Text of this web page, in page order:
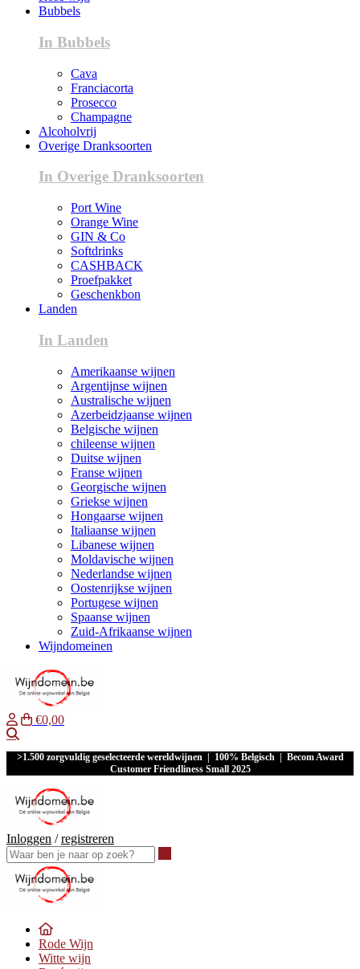
Bubbels
In Bubbels
Cava
Franciacorta
Prosecco
Champagne
Alcoholvrij
Overige Dranksoorten
In Overige Dranksoorten
Port Wine
Orange Wine
GIN & Co
Softdrinks
CASHBACK
Proefpakket
Geschenkbon
Landen
In Landen
Amerikaanse wijnen
Argentijnse wijnen
Australische wijnen
Azerbeidzjaanse wijnen
Belgische wijnen
chileense wijnen
Duitse wijnen
Franse wijnen
Georgische wijnen
Griekse wijnen
Hongaarse wijnen
Italiaanse wijnen
Libanese wijnen
Moldavische wijnen
Nederlandse wijnen
Oostenrijkse wijnen
Portugese wijnen
Spaanse wijnen
Zuid-Afrikaanse wijnen
Wijndomeinen
€0,00
>1.500 zorgvuldig geselecteerde wereldwijnen | 100% Belgisch | Becom Award
Customer Friendliness Small 2025
Inloggen /registreren
Rode Wijn
Witte wijn